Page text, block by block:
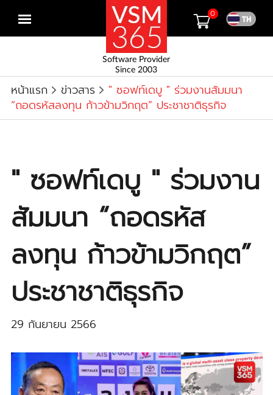
Open
Software Provider
Since 2003
0
หน้าแรก ข่าวสาร
" ซอฟท์เดบู " ร่วมงานสัมมนา
“ถอดรหัสลงทุน ก้าวข้ามวิกฤต” ประชาชาติธุรกิจ
" ซอฟท์เดบู " ร่วมงาน
สัมมนา “ถอดรหัส
ลงทุน ก้าวข้ามวิกฤต”
ประชาชาติธุรกิจ
29 กันยายน 2566